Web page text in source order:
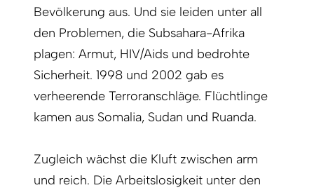
Bevölkerung aus. Und sie leiden unter all
den Problemen, die Subsahara-Afrika
plagen: Armut, HIV/Aids und bedrohte
Sicherheit. 1998 und 2002 gab es
verheerende Terroranschläge. Flüchtlinge
kamen aus Somalia, Sudan und Ruanda.
Zugleich wächst die Kluft zwischen arm
und reich. Die Arbeitslosigkeit unter den